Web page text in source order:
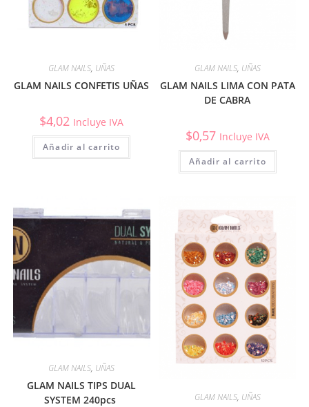
GLAM NAILS, UÑAS
GLAM NAILS CONFETIS UÑAS
$4,02 Incluye IVA
Añadir al carrito
GLAM NAILS, UÑAS
GLAM NAILS LIMA CON PATA
DE CABRA
$0,57 Incluye IVA
Añadir al carrito
GLAM NAILS, UÑAS
GLAM NAILS TIPS DUAL
SYSTEM 240pcs
GLAM NAILS, UÑAS